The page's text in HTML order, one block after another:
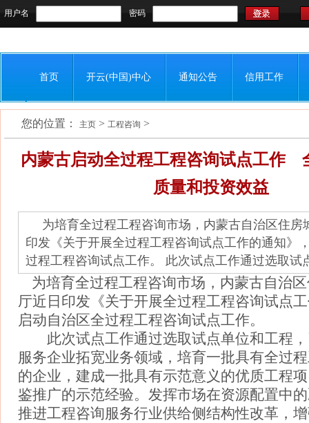
用户名 密码
首页 开云(中国)中心 通知公告 信用工作
联系我们
您的位置： 主页 > 工程咨询 >
内蒙古启动全过程工程咨询试点工作
质量和投资效益
为培育全过程工程咨询市场，内蒙古自治区住房
印发《关于开展全过程工程咨询试点工作的通知》
过程工程咨询试点工作。 此次试点工作通过选取试
为培育全过程工程咨询市场，内蒙古自治
厅近日印发《关于开展全过程工程咨询试点
启动自治区全过程工程咨询试点工作。
此次试点工作通过选取试点单位和工程，
服务企业拓宽业务领域，培育一批具有全过
的企业，建成一批具有示范意义的优质工程
鉴推广的示范经验。发挥市场在资源配置中
推进工程咨询服务行业供给侧结构性改革，